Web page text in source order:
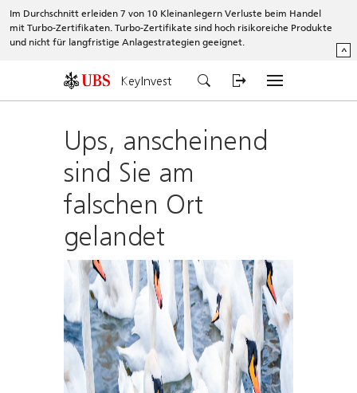
Im Durchschnitt erleiden 7 von 10 Kleinanlegern Verluste beim Handel
mit Turbo-Zertifikaten. Turbo-Zertifikate sind hoch risikoreiche Produkte
und nicht für langfristige Anlagestrategien geeignet.
^
KeyInvest
Ups, anscheinend
sind Sie am
falschen Ort
gelandet